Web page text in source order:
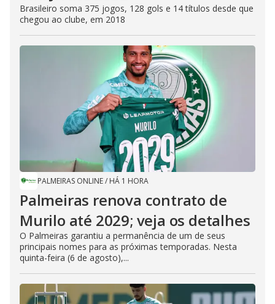
Brasileiro soma 375 jogos, 128 gols e 14 títulos desde que
chegou ao clube, em 2018
PALMEIRAS ONLINE/ HÁ 1 HORA
Palmeiras renova contrato de
Murilo até 2029; veja os detalhes
O Palmeiras garantiu a permanência de um de seus
principais nomes para as próximas temporadas. Nesta
quinta-feira (6 de agosto),...